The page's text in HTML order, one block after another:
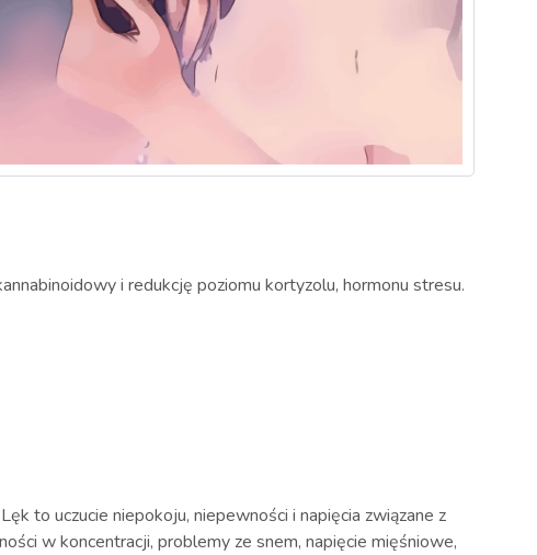
i redukcję poziomu kortyzolu, hormonu stresu.
to uczucie niepokoju, niepewności i napięcia związane z
w koncentracji, problemy ze snem, napięcie mięśniowe,